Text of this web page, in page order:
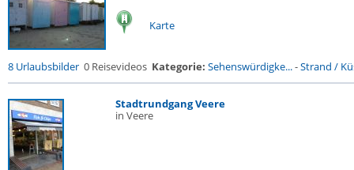
Karte
8 Urlaubsbilder 0 Reisevideos Kategorie: Sehenswürdigke...-Strand /
Stadtrundgang Veere
in Veere